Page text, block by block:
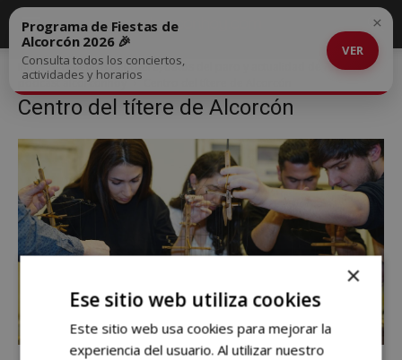
Inicio
El Centro del Títere, datos del paro y actualidad de Alcorcón:
podcast alcorconhoy
Centro del títere de Alcorcón
Programa de Fiestas de
Alcorcón 2026 🎉
Consulta todos los conciertos,
actividades y horarios
VER
×
×
Ese sitio web utiliza cookies
Este sitio web usa cookies para mejorar la
experiencia del usuario. Al utilizar nuestro